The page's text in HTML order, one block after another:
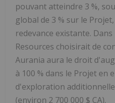
pouvant atteindre 3 %,
global de 3 % sur le
redevance existante.
Resources choisirait de
Aurania aura le droit
à 100 % dans le Projet en
d'exploration
(environ 2 700 000 $ CA).